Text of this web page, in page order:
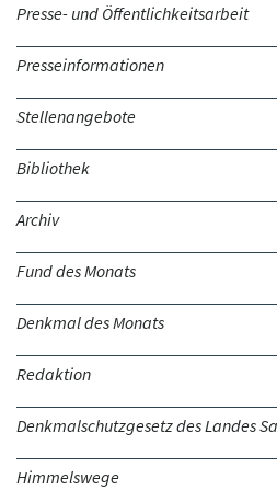
Presse- und Öffentlichkeitsarbeit
Presseinformationen
Stellenangebote
Bibliothek
Archiv
Fund des Monats
Denkmal des Monats
Redaktion
Denkmalschutzgesetz des Landes
Himmelswege